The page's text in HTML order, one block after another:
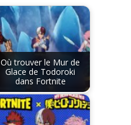
Où trouver le Mur de
Glace de Todoroki
dans Fortnite